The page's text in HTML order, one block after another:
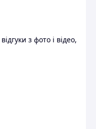
з фото і відео,